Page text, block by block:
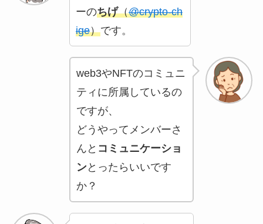
ーのちげ（@crypto-ch
ige）です。
web3やNFTのコミュニ
ティに所属しているの
ですが、
どうやってメンバーさ
んと コミュニケーショ
ンとったらいいです
か？